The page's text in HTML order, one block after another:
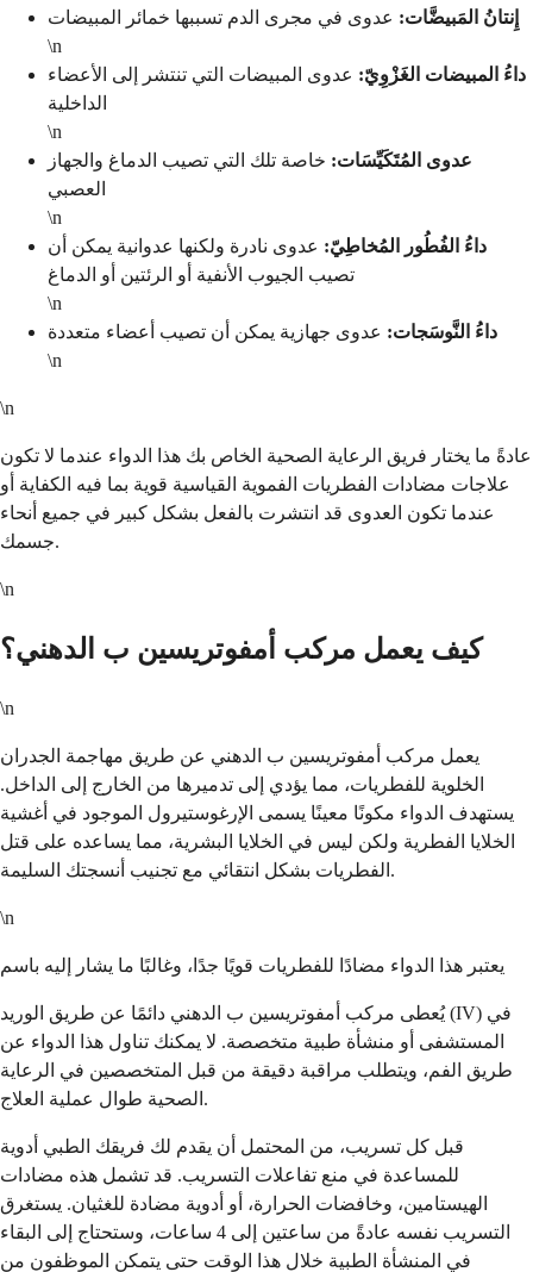
إِنتانُ المَبيضَّات: عدوى في مجرى الدم تسببها خمائر المبيضات
\n
داءُ المبيضات الغَزْوِيّ: عدوى المبيضات التي تنتشر إلى الأعضاء
الداخلية
\n
عدوى المُتَكَيِّسَات: خاصة تلك التي تصيب الدماغ والجهاز
العصبي
\n
داءُ الفُطُور المُخاطِيّ: عدوى نادرة ولكنها عدوانية يمكن أن
تصيب الجيوب الأنفية أو الرئتين أو الدماغ
\n
داءُ النَّوسَجات: عدوى جهازية يمكن أن تصيب أعضاء متعددة
\n
\n
عادةً ما يختار فريق الرعاية الصحية الخاص بك هذا الدواء عندما لا تكون
علاجات مضادات الفطريات الفموية القياسية قوية بما فيه الكفاية أو
عندما تكون العدوى قد انتشرت بالفعل بشكل كبير في جميع أنحاء
جسمك.
\n
كيف يعمل مركب أمفوتريسين ب الدهني؟
\n
يعمل مركب أمفوتريسين ب الدهني عن طريق مهاجمة الجدران
الخلوية للفطريات، مما يؤدي إلى تدميرها من الخارج إلى الداخل.
يستهدف الدواء مكونًا معينًا يسمى الإرغوستيرول الموجود في أغشية
الخلايا الفطرية ولكن ليس في الخلايا البشرية، مما يساعده على قتل
الفطريات بشكل انتقائي مع تجنيب أنسجتك السليمة.
\n
يعتبر هذا الدواء مضادًا للفطريات قويًا جدًا، وغالبًا ما يشار إليه باسم
يُعطى مركب أمفوتريسين ب الدهني دائمًا عن طريق الوريد (IV) في
المستشفى أو منشأة طبية متخصصة. لا يمكنك تناول هذا الدواء عن
طريق الفم، ويتطلب مراقبة دقيقة من قبل المتخصصين في الرعاية
الصحية طوال عملية العلاج.
قبل كل تسريب، من المحتمل أن يقدم لك فريقك الطبي أدوية
للمساعدة في منع تفاعلات التسريب. قد تشمل هذه مضادات
الهيستامين، وخافضات الحرارة، أو أدوية مضادة للغثيان. يستغرق
التسريب نفسه عادةً من ساعتين إلى 4 ساعات، وستحتاج إلى البقاء
في المنشأة الطبية خلال هذا الوقت حتى يتمكن الموظفون من